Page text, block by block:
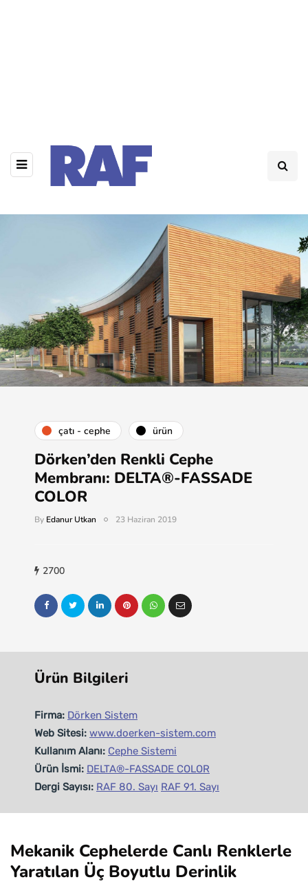
çatı - cephe ürün
Dörken’den Renkli Cephe
Membranı: DELTA®-FASSADE
COLOR
By Edanur Utkan 23 Haziran 2019
2700
Ürün Bilgileri
Firma: Dörken Sistem
Web Sitesi: www.doerken-sistem.com
Kullanım Alanı: Cephe Sistemi
Ürün İsmi: DELTA®-FASSADE COLOR
Dergi Sayısı: RAF 80. Sayı RAF 91. Sayı
Mekanik Cephelerde Canlı Renklerle
Yaratılan Üç Boyutlu Derinlik